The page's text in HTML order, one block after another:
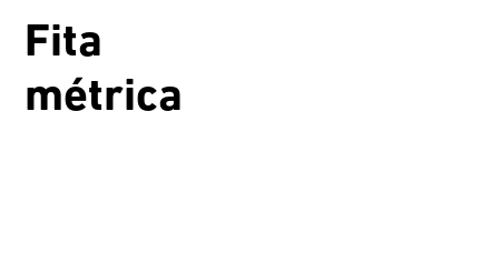
Fita
métrica